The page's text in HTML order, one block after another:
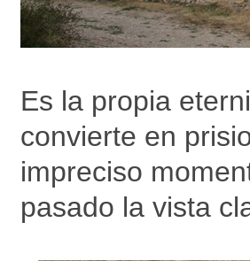
Es la propia
convierte en
impreciso
pasado la vista